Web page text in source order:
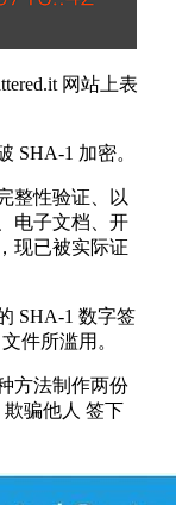
网站上表
1 加密。
性验证、以
电子文档、开
现已被实际证
SHA-1 数字签
件所滥用。
方法制作两份
骗他人 签下